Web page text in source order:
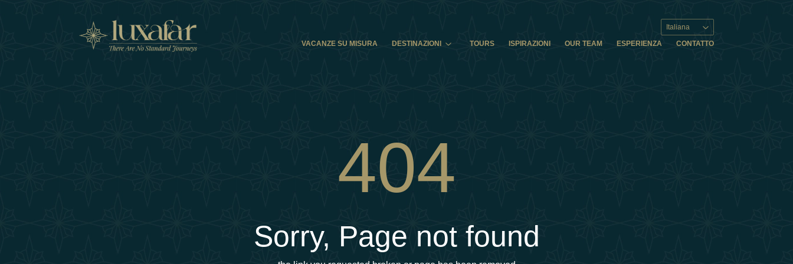
Italiana
VACANZE SU MISURA
DESTINAZIONI TOURS ISPIRAZIONI OUR TEAM ESPERIENZA CONTATTO
404
Sorry, Page not found